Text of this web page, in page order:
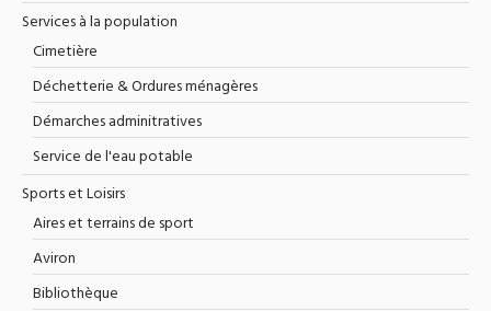
Services à la population
Cimetière
Déchetterie & Ordures ménagères
Démarches adminitratives
Service de l'eau potable
Sports et Loisirs
Aires et terrains de sport
Aviron
Bibliothèque